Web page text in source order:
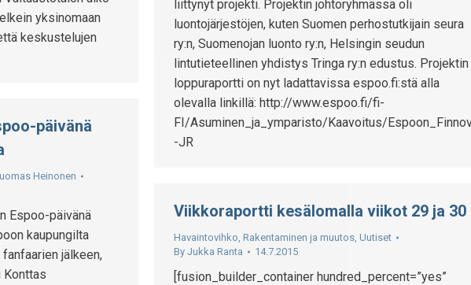
yksinomaan
keskustelujen
liittynyt projekti. Projektin johtoryhmässä oli
luontojärjestöjen, kuten Suomen perhostutkijain seura
ry:n, Suomenojan luonto ry:n, Helsingin seudun
lintutieteellinen yhdistys Tringa ry:n edustus. Projektin
loppuraportti on nyt ladattavissa espoo.fi:stä alla
olevalla linkillä: http://www.espoo.fi/fi-
FI/Asuminen_ja_ymparisto/Kaavoitus/
-JR
päivänä
Heinonen
Espoo-päivänä
kaupungilta
jälkeen,
Konttas
Viikkoraportti kesälomalla viikot 29 ja 30
Havaintovihko, Rakentaminen ja muutos, Uutiset
By Jukka Ranta 14.7.2015
[fusion_builder_container hundred_percent=”yes”